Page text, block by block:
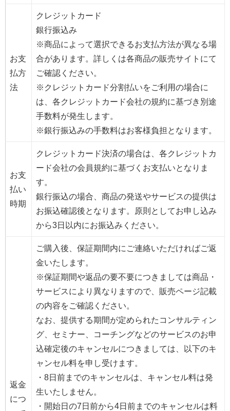
お支
払方
法
クレジットカード
銀行振込み
※商品によって選択できるお支払方法が異なる場
合があります。詳しくは各商品の販売サイトにて
ご確認ください。
※クレジットカード分割払いをご利用の場合に
は、各クレジットカード会社の規約に基づき別途
手数料が発生します。
※銀行振込みの手数料はお客様負担となります。
お支
払い
時期
クレジットカード決済の場合は、各クレジットカ
ード会社の会員規約に基づくお支払いとなりま
す。
銀行振込の場合、商品の発送やサービスの提供は
お振込確認後となります。原則としてお申し込み
から3日以内にお振込みください。
返金
につ
ご購入後、保証期間内にご連絡いただければご返
金いたします。
※保証期間や返品の要不要につきましては商品・
サービスにより異なりますので、販売ページ記載
の内容をご確認ください。
なお、提供する期間が定められたコンサルティン
グ、セミナー、コーチングなどのサービスのお申
込確定後のキャンセルにつきましては、以下のキ
ャンセル料を申し受けます。
・8日前までのキャンセルは、キャンセル料は発
生いたしません。
・開始日の7日前から4日前までのキャンセルは料